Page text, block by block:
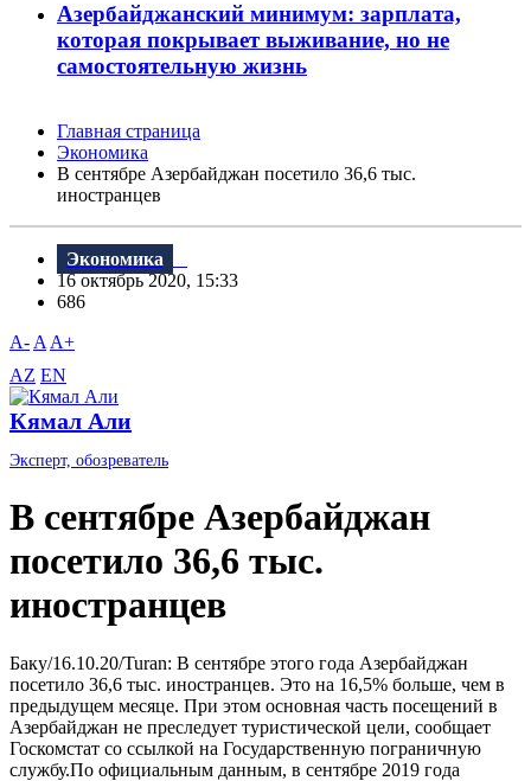
Азербайджанский минимум: зарплата,
которая покрывает выживание, но не
самостоятельную жизнь
Главная страница
Экономика
В сентябре Азербайджан посетило 36,6 тыс.
иностранцев
Экономика
16 октябрь 2020, 15:33
686
A- A A+
AZ EN
Кямал Али
Эксперт, обозреватель
В сентябре Азербайджан
посетило 36,6 тыс.
иностранцев
Баку/16.10.20/Turan: В сентябре этого года Азербайджан
посетило 36,6 тыс. иностранцев. Это на 16,5% больше, чем в
предыдущем месяце. При этом основная часть посещений в
Азербайджан не преследует туристической цели, сообщает
Госкомстат со ссылкой на Государственную пограничную
службу.По официальным данным, в сентябре 2019 года